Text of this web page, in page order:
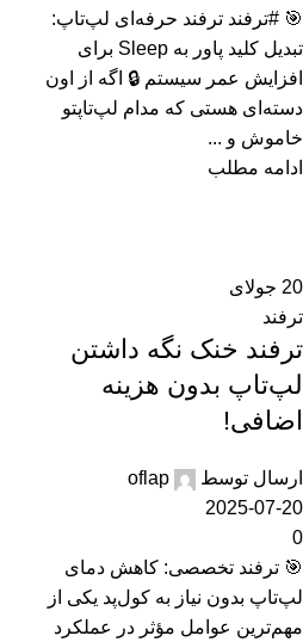
🎯 #ترفند ترفند حرفه‌ای لپ‌تاپ:
تبدیل کلید پاور به Sleep برای
افزایش عمر سیستم 🔒 اگه از اون
دسته‌ای هستی که مدام لپ‌تاپتو
خاموش و ...
ادامه مطلب
20 جولای
ترفند
ترفند خنک نگه داشتن
لپ‌تاپ بدون هزینه
اضافی!
ارسال توسط
oflap
2025-07-20
0
🎯 ترفند تخصصی: کاهش دمای
لپ‌تاپ بدون نیاز به کول‌پد یکی از
مهم‌ترین عوامل مؤثر در عملکرد